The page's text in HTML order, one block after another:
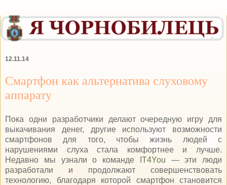
12.11.14
Смартфон как альтернатива слуховому
аппарату
Пока одни разработчики делают очередную игру для
выкачивания денег, другие используют возможности
смартфонов для того, чтобы жизнь людей с
нарушениями слуха стала комфортнее и лучше.
Недавно мы узнали о команде
IT4You — эти люди
разработали и продолжают совершенствовать
технологию, благодаря которой смартфон становится